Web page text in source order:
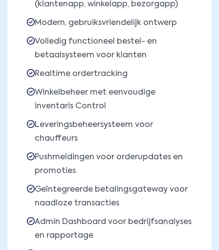
(klantenapp, winkelapp, bezorgapp)
Modern, gebruiksvriendelijk ontwerp
Volledig functioneel bestel- en
betaalsysteem voor klanten
Realtime ordertracking
Winkelbeheer met eenvoudige
inventaris Control
Leveringsbeheersysteem voor
chauffeurs
Pushmeldingen voor orderupdates en
promoties
Geïntegreerde betalingsgateway voor
naadloze transacties
Admin Dashboard voor bedrijfsanalyses
en rapportage